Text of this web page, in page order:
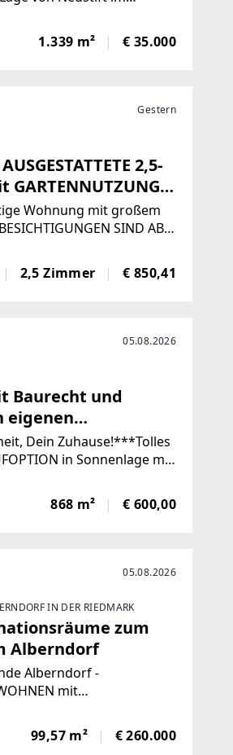
und bietet einen
Natur.Die
1.339 m² € 35.000
Gestern
2,5-
BK/HK/Strom***
Wohnung mit großem
SIND AB
leben, dann sind Sie hier
2,5 Zimmer € 850,41
05.08.2026
Baurecht und
eigenen
Dein Zuhause!***Tolles
in Sonnenlage mit
verpachtet und kann zu
868 m² € 600,00
05.08.2026
IN DER RIEDMARK
zum
Alberndorf
Alberndorf -
mit
mit Blick in die
Gemeinde jegliche
99,57 m² € 260.000